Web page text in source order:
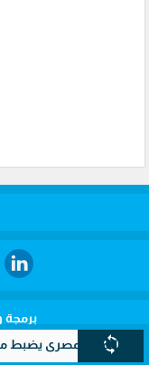
sync
يضبط مخدرات بقيمة 28.5 مليون دولار داخل مزرعتين سريتين
برمجة